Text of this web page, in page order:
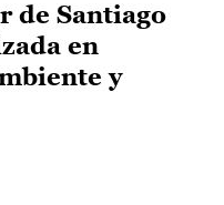
de Santiago
en
y